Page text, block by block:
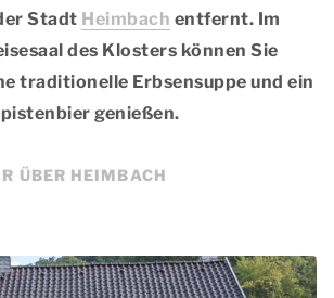
Stadt Heimbach entfernt. Im
des Klosters können Sie
traditionelle Erbsensuppe und ein
genießen.
ÜBER HEIMBACH